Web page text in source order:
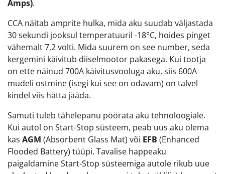
Amps).
CCA näitab amprite hulka, mida aku suudab väljastada
30 sekundi jooksul temperatuuril -18°C, hoides pinget
vähemalt 7,2 volti. Mida suurem on see number, seda
kergemini käivitub diiselmootor pakasega. Kui tootja
on ette näinud 700A käivitusvooluga aku, siis 600A
mudeli ostmine (isegi kui see on odavam) on talvel
kindel viis hätta jääda.
Samuti tuleb tähelepanu pöörata aku tehnoloogiale.
Kui autol on Start-Stop süsteem, peab uus aku olema
kas AGM (Absorbent Glass Mat) või EFB (Enhanced
Flooded Battery) tüüpi. Tavalise happeaku
paigaldamine Start-Stop süsteemiga autole rikub uue